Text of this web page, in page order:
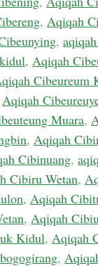
, Aqiqah
,
, Aqiqah
Cibeureum
Aqiqah
Muara,
, Aqiqah
Cibinuang,
Cibiru Wetan,
, Aqiqah
, Aqiqah
Kidul, Aqiqah
,